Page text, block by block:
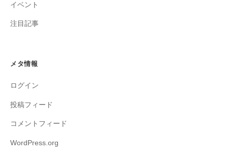
イベント
注目記事
メタ情報
ログイン
投稿フィード
コメントフィード
WordPress.org